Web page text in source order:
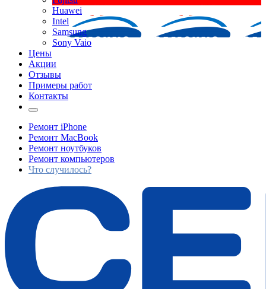
Huawei
Intel
Samsung
Sony Vaio
Цены
Акции
Отзывы
Примеры работ
Контакты
Ремонт iPhone
Ремонт MacBook
Ремонт ноутбуков
Ремонт компьютеров
Что случилось?